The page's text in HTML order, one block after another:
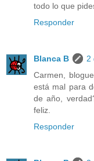
todo lo que
Responder
Blanca B
2
Carmen,
está mal para
de año,
feliz.
Responder